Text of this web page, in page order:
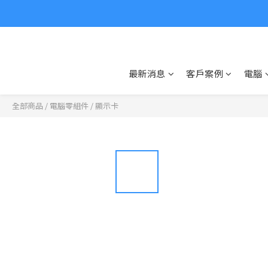
最新消息 客戶案例 電腦
全部商品 / 電腦零組件 / 顯示卡